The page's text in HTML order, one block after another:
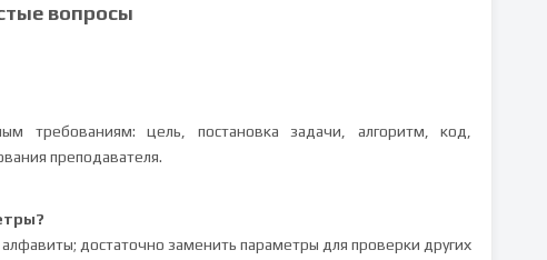
вопросы
требованиям: цель, постановка задачи, алгоритм, код,
преподавателя.
достаточно заменить параметры для проверки других